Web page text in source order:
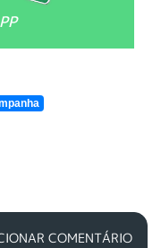
COMENTÁRIO